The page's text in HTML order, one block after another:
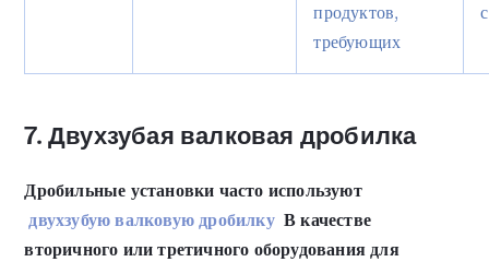
продуктов,
требующих
7. Двухзубая валковая дробилка
Дробильные установки часто используют
двухзубую валковую дробилку В качестве
вторичного или третичного оборудования для